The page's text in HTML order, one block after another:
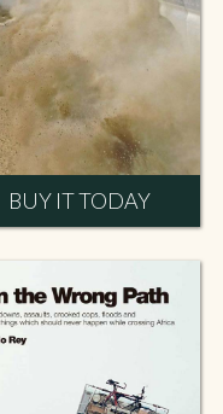
BUY IT TODAY